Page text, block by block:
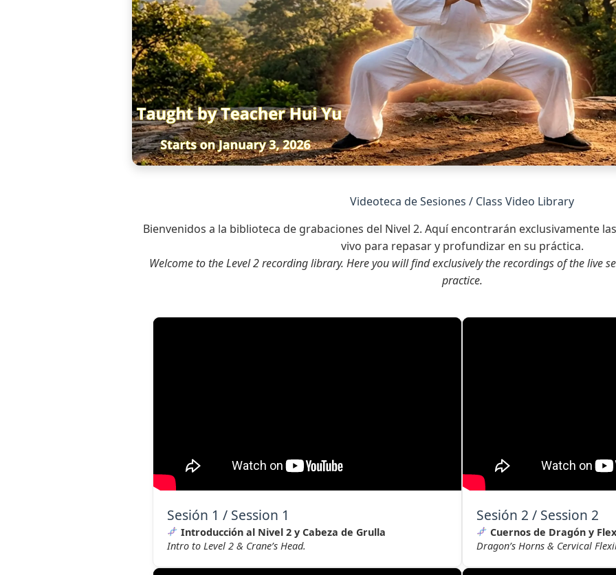
Videoteca de Sesiones / Class Video Library
Bienvenidos a la biblioteca de grabaciones del Nivel 2. Aquí encontrarán exclusivamente
vivo para repasar y profundizar en su práctica.
Welcome to the Level 2 recording library. Here you will find exclusively the recordings of the live
practice.
Sesión 1 / Session 1
Introducción al Nivel 2 y Cabeza de Grulla
Intro to Level 2 & Crane’s Head.
Sesión 2 / Session 2
Cuernos de Dragón y
Dragon’s Horns & Cervical